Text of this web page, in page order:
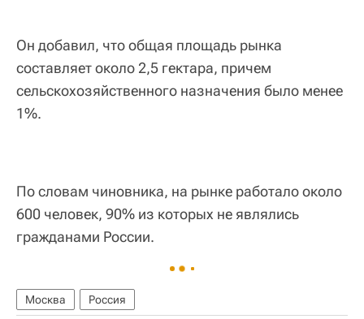
Он добавил, что общая площадь рынка
составляет около 2,5 гектара, причем
сельскохозяйственного назначения было менее
1%.
По словам чиновника, на рынке работало около
600 человек, 90% из которых не являлись
гражданами России.
Москва Россия